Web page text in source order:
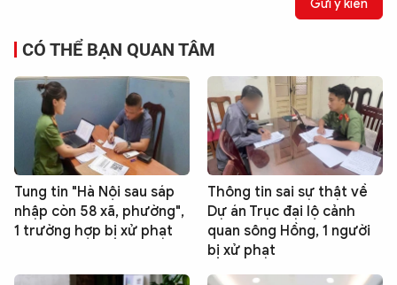
Gửi ý kiến
CÓ THỂ BẠN QUAN TÂM
Tung tin "Hà Nội sau sáp
nhập còn 58 xã, phường",
1 trường hợp bị xử phạt
Thông tin sai sự thật về
Dự án Trục đại lộ cảnh
quan sông Hồng, 1 người
bị xử phạt